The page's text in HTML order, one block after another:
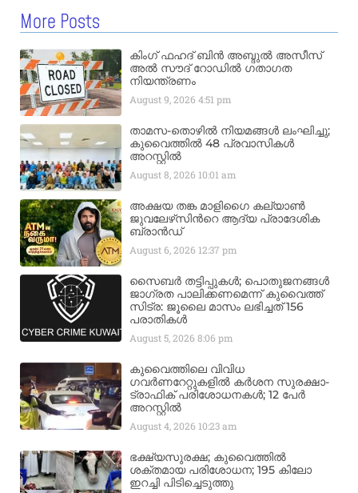
More Posts
കിംഗ് ഫഹദ് ബിൻ അബ്ദുൽ അസീസ്
അൽ സൗദ് റോഡിൽ ഗതാഗത
നിയന്ത്രണം
August 9, 20264:51 pm
താമസ-തൊഴിൽ നിയമങ്ങൾ ലംഘിച്ചു;
കുവൈത്തിൽ 48 പ്രവാസികൾ
അറസ്റ്റിൽ
August 8, 2026 10:01 am
അക്ഷയ തങ്ക മാളിഗൈ കല്യാണ്‍
ജുവലേഴ്‌സിന്‍റെ ആദ്യ പ്രാദേശിക
ബ്രാന്‍ഡ്
August 6, 2026 12:37 pm
സൈബർ തട്ടിപ്പുകൾ; പൊതുജനങ്ങൾ
ജാഗ്രത പാലിക്കണമെന്ന് കുവൈത്ത്
സിട്ര: ജൂലൈ മാസം ലഭിച്ചത് 156
പരാതികൾ
August 5, 20268:06 pm
കുവൈത്തിലെ വിവിധ
ഗവർണറേറ്റുകളിൽ കർശന സുരക്ഷാ-
ട്രാഫിക് പരിശോധനകൾ; 12 പേർ
അറസ്റ്റിൽ
August 4, 2026 10:23 am
ഭക്ഷ്യസുരക്ഷ; കുവൈത്തിൽ
ശക്തമായ പരിശോധന; 195 കിലോ
ഇറച്ചി പിടിച്ചെടുത്തു